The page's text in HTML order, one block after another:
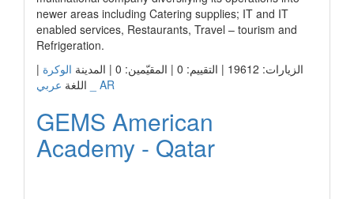
newer areas including Catering supplies; IT and IT
enabled services, Restaurants, Travel – tourism and
Refrigeration.
الزيارات: 19612 | التقييم: 0 | المقيّمين: 0 | المدينة
الوكرة |
اللغة عربي _ AR
GEMS American
Academy - Qatar